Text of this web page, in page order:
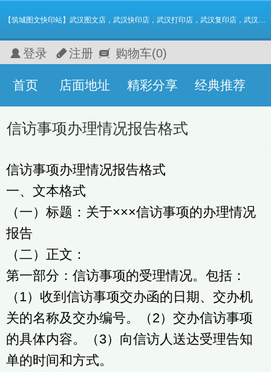
【筑城图文快印站】武汉图文店，武汉快印店，武汉打印店，武汉复印店，武汉数码快印 名片 画册 图纸标书
登录 注册 购物车(0)
首页 店面地址 精彩分享 经典推荐
信访事项办理情况报告格式
信访事项办理情况报告格式
一、文本格式
（一）标题：关于×××信访事项的办理情况
报告
（二）正文：
第一部分：信访事项的受理情况。包括：
（1）收到信访事项交办函的日期、交办机
关的名称及交办编号。（2）交办信访事项
的具体内容。（3）向信访人送达受理告知
单的时间和方式。